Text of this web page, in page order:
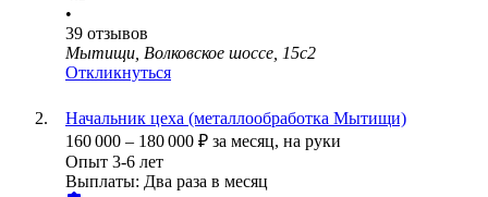
•
39 отзывов
Мытищи, Волковское шоссе, 15с2
Откликнуться
Начальник цеха (металлообработка Мытищи)
160 000 – 180 000 ₽ за месяц, на руки
Опыт 3-6 лет
Выплаты: Два раза в месяц